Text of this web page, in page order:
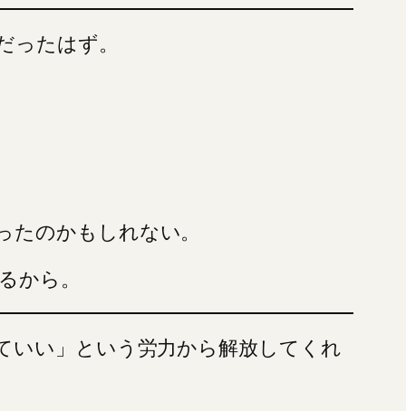
ったはず。
のかもしれない。
から。
いい」という労力から解放してくれ